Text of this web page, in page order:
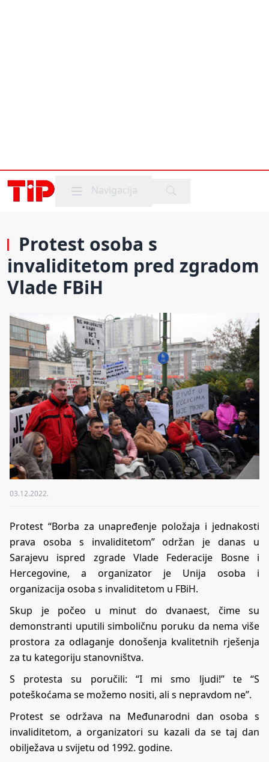
Mobile menu
Navigacija
Protest osoba s
invaliditetom pred zgradom
Vlade FBiH
03.12.2022.
Protest “Borba za unapređenje položaja i jednakosti
prava osoba s invaliditetom” održan je danas u
Sarajevu ispred zgrade Vlade Federacije Bosne i
Hercegovine, a organizator je Unija osoba i
organizacija osoba s invaliditetom u FBiH.
Skup je počeo u minut do dvanaest, čime su
demonstranti uputili simboličnu poruku da nema više
prostora za odlaganje donošenja kvalitetnih rješenja
za tu kategoriju stanovništva.
S protesta su poručili: “I mi smo ljudi!” te “S
poteškoćama se možemo nositi, ali s nepravdom ne”.
Protest se održava na Međunarodni dan osoba s
invaliditetom, a organizatori su kazali da se taj dan
obilježava u svijetu od 1992. godine.